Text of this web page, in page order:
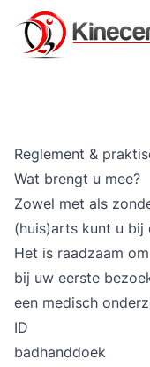
Reglement &
Wat brengt u mee?
Zowel met als
(huis)arts kunt u bij
Het is raadzaam
bij uw eerste
een medisch
ID
badhanddoek